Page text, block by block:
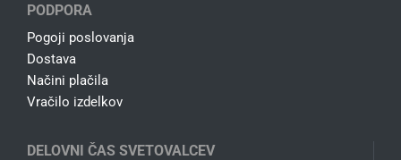
PODPORA
Pogoji poslovanja
Dostava
Načini plačila
Vračilo izdelkov
DELOVNI ČAS SVETOVALCEV